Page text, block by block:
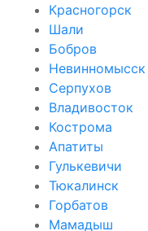
Красногорск
Шали
Бобров
Невинномысск
Серпухов
Владивосток
Кострома
Апатиты
Гулькевичи
Тюкалинск
Горбатов
Мамадыш